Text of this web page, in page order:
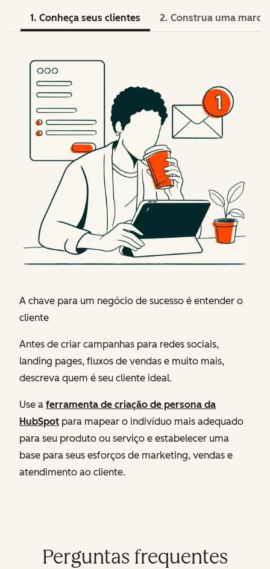
1. Conheça seus clientes 2. Construa uma marca
A chave para um negócio de sucesso é entender o
cliente
Antes de criar campanhas para redes sociais,
landing pages, fluxos de vendas e muito mais,
descreva quem é seu cliente ideal.
Use a ferramenta de criação de persona da
HubSpot para mapear o indivíduo mais adequado
para seu produto ou serviço e estabelecer uma
base para seus esforços de marketing, vendas e
atendimento ao cliente.
Perguntas frequentes